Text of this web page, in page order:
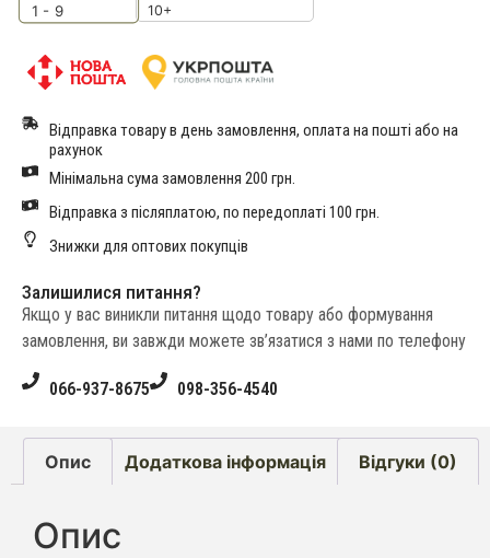
1 - 9
10+
Відправка товару в день замовлення, оплата на пошті або на
рахунок
Мінімальна сума замовлення 200 грн.
Відправка з післяплатою, по передоплаті 100 грн.
Знижки для оптових покупців
Залишилися питання?
Якщо у вас виникли питання щодо товару або формування
замовлення, ви завжди можете зв’язатися з нами по телефону
066-937-8675 098-356-4540
Опис Додаткова інформація Відгуки (0)
Опис